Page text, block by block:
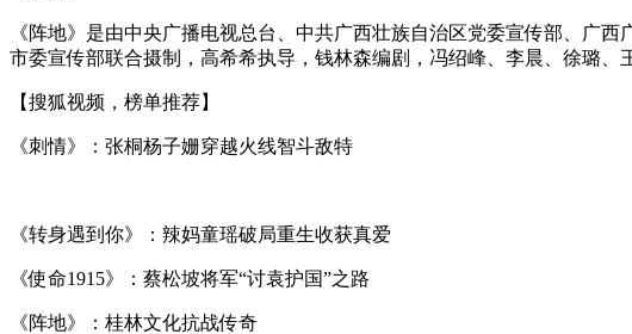
《阵地》是由中央广播电视总台、中共广西壮族自治区党委宣传部、广
市委宣传部联合摄制，高希希执导，钱林森编剧，冯绍峰、李晨、徐璐、
【搜狐视频，榜单推荐】
《刺情》：张桐杨子姗穿越火线智斗敌特
《转身遇到你》：辣妈童瑶破局重生收获真爱
《使命1915》：蔡松坡将军“讨袁护国”之路
《阵地》：桂林文化抗战传奇